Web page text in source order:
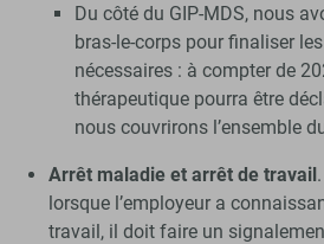
Du côté du GIP-MDS, nous
bras-le-corps pour finaliser
nécessaires : à compter de
thérapeutique pourra être
nous couvrirons l’ensemble
Arrêt maladie et arrêt de travail
lorsque l’employeur a
travail, il doit faire un